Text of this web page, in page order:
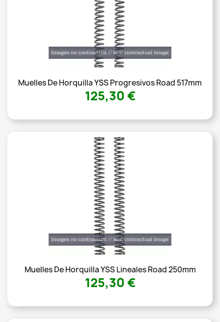
Muelles De Horquilla YSS Progresivos Road 517mm
125,30 €
Muelles De Horquilla YSS Lineales Road 250mm
125,30 €